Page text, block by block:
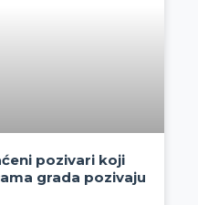
pozivari koji
grada pozivaju